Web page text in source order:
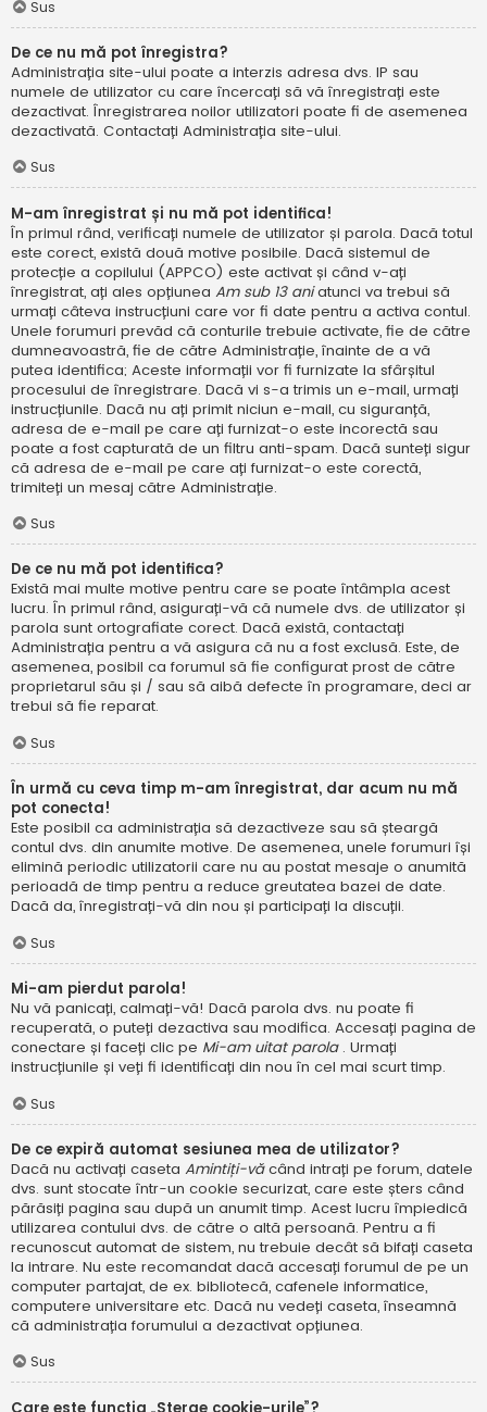
Sus
De ce nu mă pot înregistra?
Administrația site-ului poate a interzis adresa dvs. IP sau
numele de utilizator cu care încercați să vă înregistrați este
dezactivat. Înregistrarea noilor utilizatori poate fi de asemenea
dezactivată. Contactați Administrația site-ului.
Sus
M-am înregistrat și nu mă pot identifica!
În primul rând, verificați numele de utilizator și parola. Dacă totul
este corect, există două motive posibile. Dacă sistemul de
protecție a copilului (APPCO) este activat și când v-ați
înregistrat, ați ales opțiunea Am sub 13 aniatunci va trebui să
urmați câteva instrucțiuni care vor fi date pentru a activa contul.
Unele forumuri prevăd că conturile trebuie activate, fie de către
dumneavoastră, fie de către Administrație, înainte de a vă
putea identifica; Aceste informații vor fi furnizate la sfârșitul
procesului de înregistrare. Dacă vi s-a trimis un e-mail, urmați
instrucțiunile. Dacă nu ați primit niciun e-mail, cu siguranță,
adresa de e-mail pe care ați furnizat-o este incorectă sau
poate a fost capturată de un filtru anti-spam. Dacă sunteți sigur
că adresa de e-mail pe care ați furnizat-o este corectă,
trimiteți un mesaj către Administrație.
Sus
De ce nu mă pot identifica?
Există mai multe motive pentru care se poate întâmpla acest
lucru. În primul rând, asigurați-vă că numele dvs. de utilizator și
parola sunt ortografiate corect. Dacă există, contactați
Administrația pentru a vă asigura că nu a fost exclusă. Este, de
asemenea, posibil ca forumul să fie configurat prost de către
proprietarul său și / sau să aibă defecte în programare, deci ar
trebui să fie reparat.
Sus
În urmă cu ceva timp m-am înregistrat, dar acum nu mă
pot conecta!
Este posibil ca administrația să dezactiveze sau să șteargă
contul dvs. din anumite motive. De asemenea, unele forumuri își
elimină periodic utilizatorii care nu au postat mesaje o anumită
perioadă de timp pentru a reduce greutatea bazei de date.
Dacă da, înregistrați-vă din nou și participați la discuții.
Sus
Mi-am pierdut parola!
Nu vă panicați, calmați-vă! Dacă parola dvs. nu poate fi
recuperată, o puteți dezactiva sau modifica. Accesați pagina de
conectare și faceți clic pe Mi-am uitat parola . Urmați
instrucțiunile și veți fi identificați din nou în cel mai scurt timp.
Sus
De ce expiră automat sesiunea mea de utilizator?
Dacă nu activați caseta Amintiți-văcând intrați pe forum, datele
dvs. sunt stocate într-un cookie securizat, care este șters când
părăsiți pagina sau după un anumit timp. Acest lucru împiedică
utilizarea contului dvs. de către o altă persoană. Pentru a fi
recunoscut automat de sistem, nu trebuie decât să bifați caseta
la intrare. Nu este recomandat dacă accesați forumul de pe un
computer partajat, de ex. bibliotecă, cafenele informatice,
computere universitare etc. Dacă nu vedeți caseta, înseamnă
că administrația forumului a dezactivat opțiunea.
Sus
Care este funcția „Șterge cookie-urile”?